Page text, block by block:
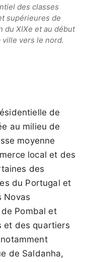
des classes
supérieures de
du XIXe et au début
ville vers le nord.
de
au milieu de
moyenne
local et des
des
du Portugal et
Novas
Pombal et
et des quartiers
de Saldanha,